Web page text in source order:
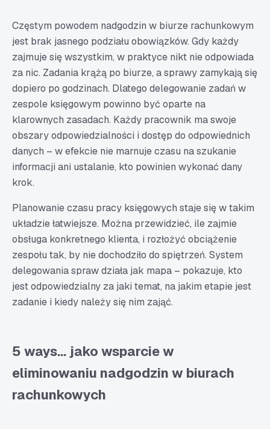
Częstym powodem nadgodzin w biurze rachunkowym
jest brak jasnego podziału obowiązków. Gdy każdy
zajmuje się wszystkim, w praktyce nikt nie odpowiada
za nic. Zadania krążą po biurze, a sprawy zamykają się
dopiero po godzinach. Dlatego delegowanie zadań w
zespole księgowym powinno być oparte na
klarownych zasadach. Każdy pracownik ma swoje
obszary odpowiedzialności i dostęp do odpowiednich
danych – w efekcie nie marnuje czasu na szukanie
informacji ani ustalanie, kto powinien wykonać dany
krok.
Planowanie czasu pracy księgowych staje się w takim
układzie łatwiejsze. Można przewidzieć, ile zajmie
obsługa konkretnego klienta, i rozłożyć obciążenie
zespołu tak, by nie dochodziło do spiętrzeń. System
delegowania spraw działa jak mapa – pokazuje, kto
jest odpowiedzialny za jaki temat, na jakim etapie jest
zadanie i kiedy należy się nim zająć.
5 ways… jako wsparcie w
eliminowaniu nadgodzin w biurach
rachunkowych